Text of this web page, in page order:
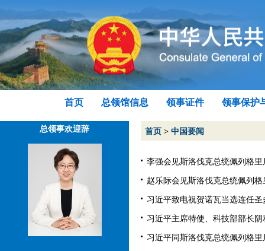
首页 总领馆信息 领事证件 领事保护
总领事欢迎辞 首页 > 中国要闻
李强会见斯洛伐克总统佩列格里
赵乐际会见斯洛伐克总统佩列格
习近平致电祝贺诺瓦当选连任
习近平主席特使、科技部部长
习近平同斯洛伐克总统佩列格里